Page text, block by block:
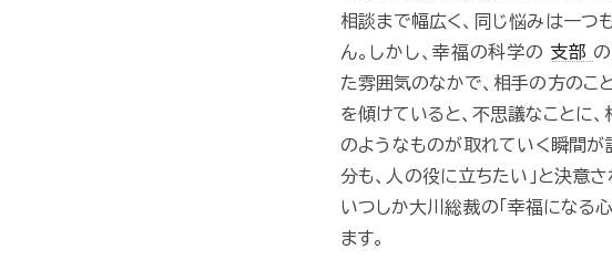
相談まで幅広く、同じ悩みは一つ
ん。しかし、幸福の科学の 支部
た雰囲気のなかで、相手の方のこ
を傾けていると、不思議なことに
のようなものが取れていく瞬間が
分も、人の役に立ちたい」と決意
いつしか大川総裁の「幸福になる
ます。